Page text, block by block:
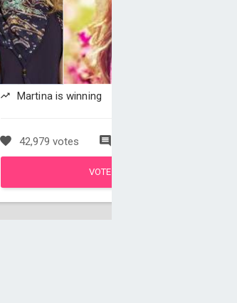
Martina is winning
42,979 votes
VOTE